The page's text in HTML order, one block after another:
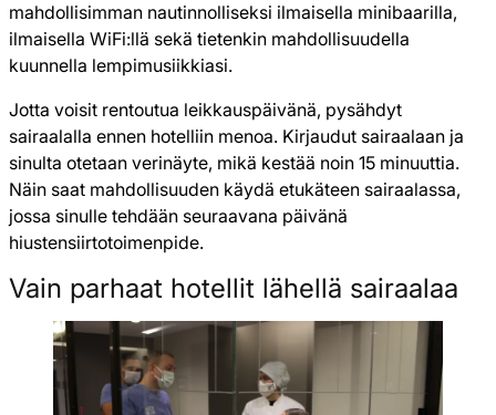
mahdollisimman nautinnolliseksi ilmaisella minibaarilla,
ilmaisella WiFi:llä sekä tietenkin mahdollisuudella
kuunnella lempimusiikkiasi.
Jotta voisit rentoutua leikkauspäivänä, pysähdyt
sairaalalla ennen hotelliin menoa. Kirjaudut sairaalaan ja
sinulta otetaan verinäyte, mikä kestää noin 15 minuuttia.
Näin saat mahdollisuuden käydä etukäteen sairaalassa,
jossa sinulle tehdään seuraavana päivänä
hiustensiirtotoimenpide.
Vain parhaat hotellit lähellä sairaalaa